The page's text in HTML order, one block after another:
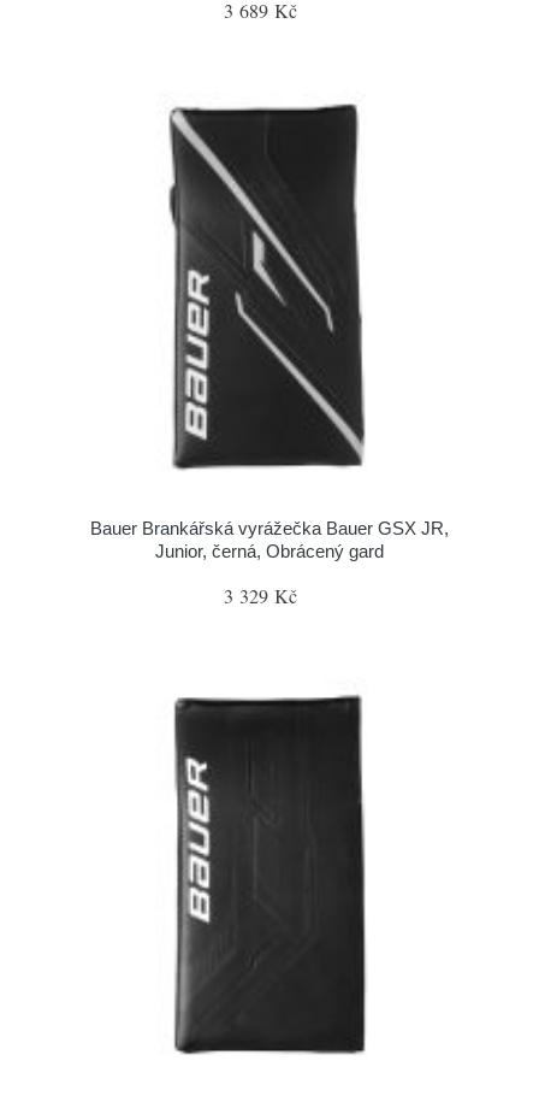
3 689 Kč
Bauer Brankářská vyrážečka Bauer GSX JR,
Junior, černá, Obrácený gard
3 329 Kč